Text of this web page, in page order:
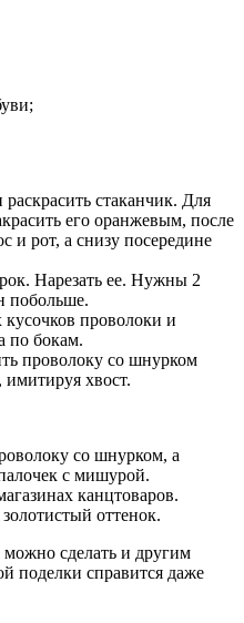
стаканчик. Для
его оранжевым, после
и рот, а снизу посередине
Нарезать ее. Нужны 2
побольше.
проволоки и
по бокам.
проволоку со шнурком
имитируя хвост.
со шнурком, а
с мишурой.
канцтоваров.
оттенок.
сделать и другим
поделки справится даже